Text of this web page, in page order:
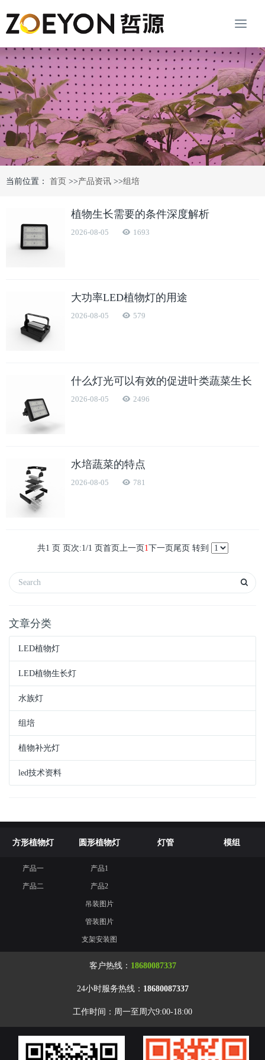
当前位置： 首页 >>产品资讯 >>组培
植物生长需要的条件深度解析
2026-08-05 1693
大功率LED植物灯的用途
2026-08-05 579
什么灯光可以有效的促进叶类蔬菜生长
2026-08-05 2496
水培蔬菜的特点
2026-08-05 781
共1 页 页次:1/1 页首页上一页1下一页尾页 转到
文章分类
LED植物灯
LED植物生长灯
水族灯
组培
植物补光灯
led技术资料
方形植物灯 圆形植物灯 灯管 模组
产品一
产品二
产品1
产品2
吊装图片
管装图片
支架安装图
客户热线： 18680087337
24小时服务热线： 18680087337
工作时间：周一至周六9:00-18:00